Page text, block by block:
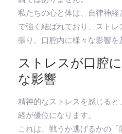
私たちの心と体は、自律神
で強く結ばれており、スト
張り、口腔内に様々な影響を
ストレスが口腔
な影響
精神的なストレスを感じる
経が優位になります。
これは、戦うか逃げるかの「